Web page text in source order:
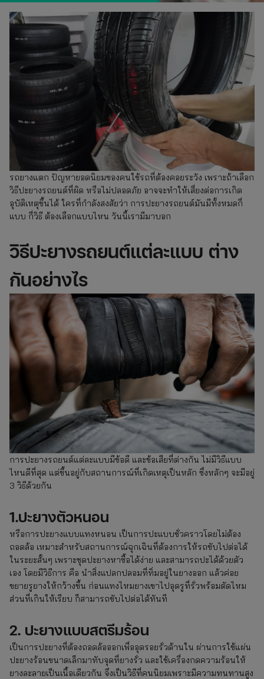
รถยางแตก ปัญหายอดนิยมของคนใช้รถที่ต้องคอยระวัง เพราะถ้าเลือก
วิธีปะยางรถยนต์ที่ผิด หรือไม่ปลอดภัย อาจจะทำให้เสี่ยงต่อการเกิด
อุบัติเหตุขึ้นได้ ใครที่กำลังสงสัยว่า การปะยางรถยนต์มันมีทั้งหมดกี่
แบบ กี่วิธี ต้องเลือกแบบไหน วันนี้เรามีมาบอก
วิธีปะยางรถยนต์แต่ละแบบ ต่าง
กันอย่างไร
การปะยางรถยนต์แต่ละแบบมีข้อดี และข้อเสียที่ต่างกัน ไม่มีวิธีแบบ
ไหนดีที่สุด แต่ขึ้นอยู่กับสถานการณ์ที่เกิดเหตุเป็นหลัก ซึ่งหลักๆ จะมีอยู่
3 วิธีด้วยกัน
1.ปะยางตัวหนอน
หรือการปะยางแบบแทงหนอน เป็นการปะแบบชั่วคราวโดยไม่ต้อง
ถอดล้อ เหมาะสำหรับสถานการณ์ฉุกเฉินที่ต้องการให้รถขับไปต่อได้
ในระยะสั้นๆ เพราะชุดปะยางหาซื้อได้ง่าย และสามารถปะได้ด้วยตัว
เอง โดยมีวิธีการ คือ นำสิ่งแปลกปลอมที่ทิ่มอยู่ในยางออก แล้วค่อย
ขยายรูยางให้กว้างขึ้น ก่อนแทงไหมยางเขาไปอุดรูที่รั่วพร้อมตัดไหม
ส่วนที่เกินให้เรียบ ก็สามารถขับไปต่อได้ทันที
2. ปะยางแบบสตรีมร้อน
เป็นการปะยางที่ต้องถอดล้อออกเพื่ออุดรอยรั่วด้านใน ผ่านการใช้แผ่น
ปะยางร้อนขนาดเล็กมาทับจุดที่ยางรั่ว และใช้เครื่องกดความร้อนให้
ยางละลายเป็นเนื้อเดียวกัน จึงเป็นวิธีที่คนนิยมเพราะมีความทนทานสูง